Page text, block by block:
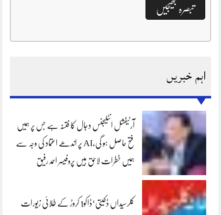
اہم خبریں
آرٹیفشل انٹلیجنس دجال کا فتنہ ہے جس پر ہمیں
فتح حاصل ہو گی،AI پر اندھے اعتماد کی وجہ سے
ہمیں خطرات لاحق ہیں پروفیسر احمد رفیق
کلرسیداں ڈکیتی‘ڈاکو1 کروڑ کے طلائی زیورات